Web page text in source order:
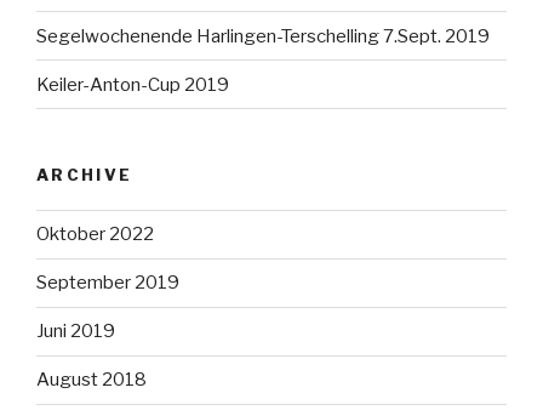
Segelwochenende Harlingen-Terschelling 7.Sept. 2019
Keiler-Anton-Cup 2019
ARCHIVE
Oktober 2022
September 2019
Juni 2019
August 2018